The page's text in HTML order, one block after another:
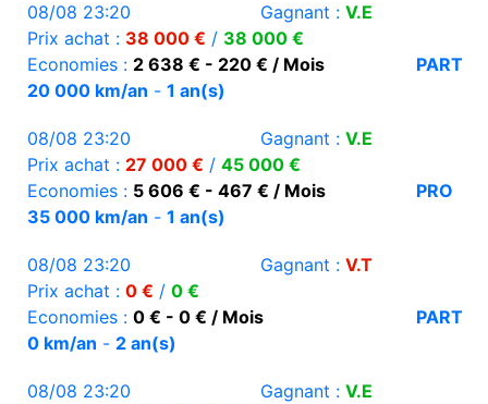
08/08 23:20 Gagnant : V.E
Prix achat : 38 000 € / 38 000 €
Economies : 2 638 € - 220 € / Mois
PART
20 000 km/an - 1 an(s)
08/08 23:20 Gagnant : V.E
Prix achat : 27 000 € / 45 000 €
Economies : 5 606 € - 467 € / Mois
PRO
35 000 km/an - 1 an(s)
08/08 23:20 Gagnant : V.T
Prix achat : 0 € / 0 €
Economies : 0 € - 0 € / Mois
PART
0 km/an - 2 an(s)
08/08 23:20 Gagnant : V.E